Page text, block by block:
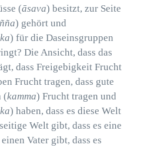
(āsava) besitzt, zur Seite
) gehört und
) für die Daseinsgruppen
Die Ansicht, dass das
dass Freigebigkeit Frucht
Frucht tragen, dass gute
(kamma) Frucht tragen und
) haben, dass es diese Welt
Welt gibt, dass es eine
Vater gibt, dass es